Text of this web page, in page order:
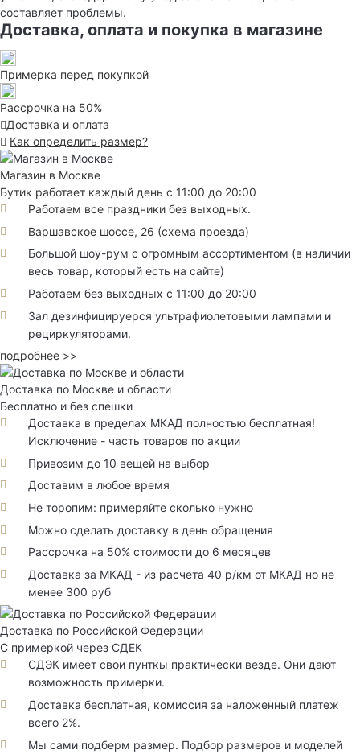
составляет проблемы.
Доставка, оплата и покупка в магазине
Примерка перед покупкой
Рассрочка на 50%
Доставка и оплата
Как определить размер?
Магазин в Москве
Бутик работает каждый день с 11:00 до 20:00
Работаем все праздники без выходных.
Варшавское шоссе, 26 (схема проезда)
Большой шоу-рум с огромным ассортиментом (в наличии
весь товар, который есть на сайте)
Работаем без выходных с 11:00 до 20:00
Зал дезинфицируерся ультрафиолетовыми лампами и
рециркуляторами.
подробнее >>
Доставка по Москве и области
Бесплатно и без спешки
Доставка в пределах МКАД полностью бесплатная!
Исключение - часть товаров по акции
Привозим до 10 вещей на выбор
Доставим в любое время
Не торопим: примеряйте сколько нужно
Можно сделать доставку в день обращения
Рассрочка на 50% стоимости до 6 месяцев
Доставка за МКАД - из расчета 40 р/км от МКАД но не
менее 300 руб
Доставка по Российской Федерации
С примеркой через СДЕК
СДЭК имеет свои пунткы практически везде. Они дают
возможность примерки.
Доставка бесплатная, комиссия за наложенный платеж
всего 2%.
Мы сами подберм размер. Подбор размеров и моделей